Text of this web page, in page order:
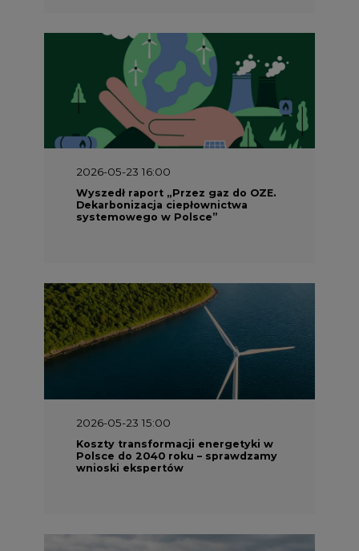
2026-05-23 16:00
Wyszedł raport „Przez gaz do OZE.
Dekarbonizacja ciepłownictwa
systemowego w Polsce”
2026-05-23 15:00
Koszty transformacji energetyki w
Polsce do 2040 roku – sprawdzamy
wnioski ekspertów